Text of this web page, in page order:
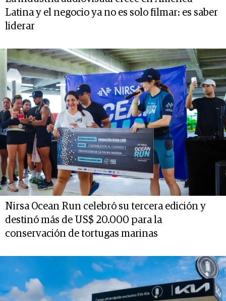
Latina y el negocio ya no es solo filmar: es saber
liderar
Nirsa Ocean Run celebró su tercera edición y
destinó más de US$ 20.000 para la
conservación de tortugas marinas